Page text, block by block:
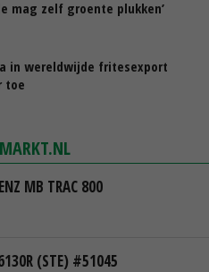
mag zelf groente plukken’
in wereldwijde fritesexport
toe
MARKT.NL
MB TRAC 800
(STE) #51045